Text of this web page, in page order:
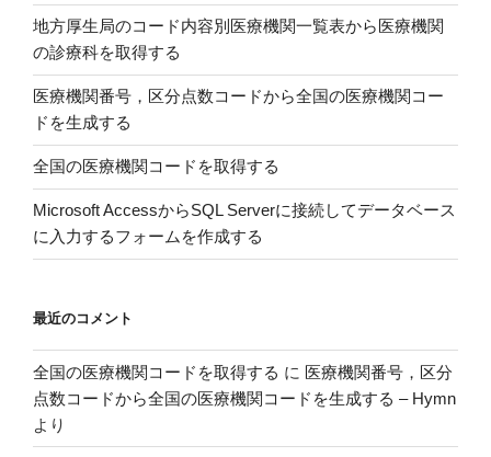
を
EXCEL
の
散
布
図
に
描
く”
の
地方厚生局のコード内容別医療機関一覧表から医療機関
の診療科を取得する
医療機関番号，区分点数コードから全国の医療機関コー
ドを生成する
全国の医療機関コードを取得する
Microsoft AccessからSQL Serverに接続してデータベース
に入力するフォームを作成する
最近のコメント
全国の医療機関コードを取得する に 医療機関番号，区分
点数コードから全国の医療機関コードを生成する – Hymn
より